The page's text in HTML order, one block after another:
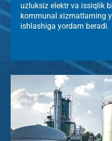
uzluksiz elektr va issiqlik
kommunal xizmatlarning
ishlashiga yordam beradi.